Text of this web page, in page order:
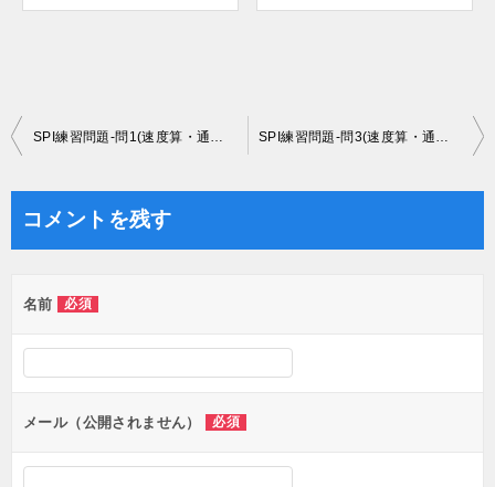
投
ー
シ
ョ
ン
コメントを残す
名前 必須
メール（公開されません） 必須